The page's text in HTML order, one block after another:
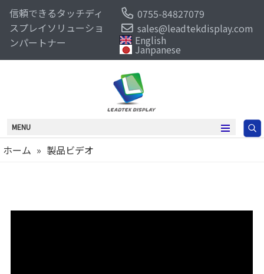
信頼できるタッチディ
スプレイソリューショ
ンパートナー
0755-84827079
sales@leadtekdisplay.com
English
Janpanese
MENU
ホーム » 製品ビデオ